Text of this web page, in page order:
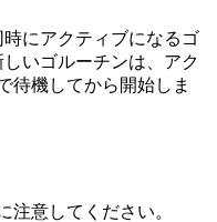
時にアクティブになるゴ
いゴルーチンは、アク
待機してから開始しま
注意してください。